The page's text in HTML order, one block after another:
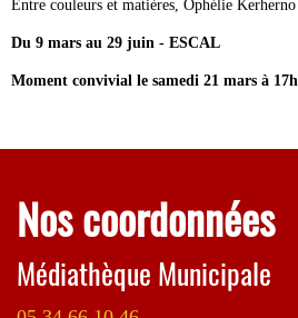
Entre couleurs et matières, Ophélie
Du 9 mars au 29 juin - ESCAL
Moment convivial le samedi 21 mars à
Nos coordonnées
Médiathèque Municipale